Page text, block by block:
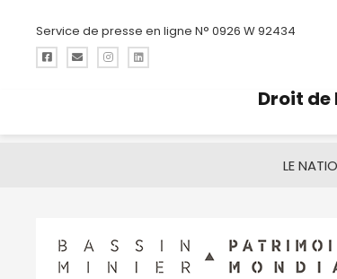
Service de presse en ligne N° 0926 W 92434
Droit
LE